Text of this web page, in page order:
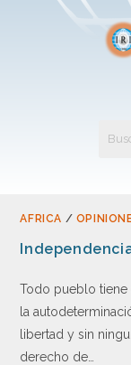
AFRICA /
Todo pueblo
la
libertad y sin
derecho de…